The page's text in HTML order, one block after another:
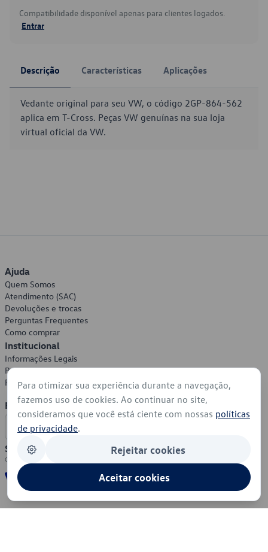
Compatibilidade disponível apenas para clientes logados.
Entrar
Descrição Características Aplicações
Vedante original para seu VW, o código 2GP-864-562
aplica em T-Cross. Peças VW genuínas na sua loja
virtual oficial da VW.
Ajuda
Quem Somos
Atendimento (SAC)
Devoluções e trocas
Perguntas Frequentes
Como comprar
Institucional
Informações Legais
Política de Privacidade
Política de Cookies
Formas de Pagamento
Segurança
Para otimizar sua experiência durante a navegação,
fazemos uso de cookies. Ao continuar no site,
consideramos que você está ciente com nossas políticas
de privacidade.
Rejeitar cookies
Aceitar cookies